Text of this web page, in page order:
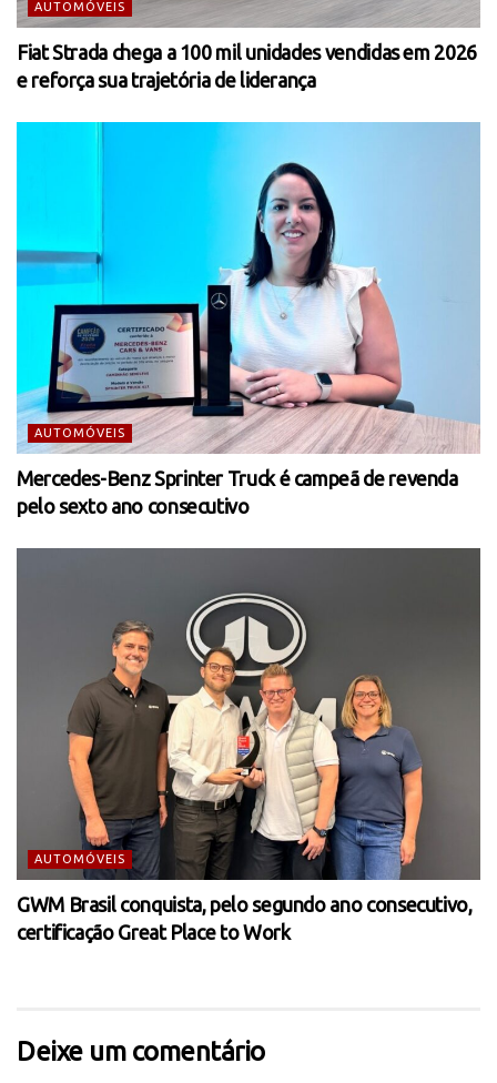
AUTOMÓVEIS
Fiat Strada chega a 100 mil unidades vendidas em 2026
e reforça sua trajetória de liderança
AUTOMÓVEIS
Mercedes-Benz Sprinter Truck é campeã de revenda
pelo sexto ano consecutivo
AUTOMÓVEIS
GWM Brasil conquista, pelo segundo ano consecutivo,
certificação Great Place to Work
Deixe um comentário